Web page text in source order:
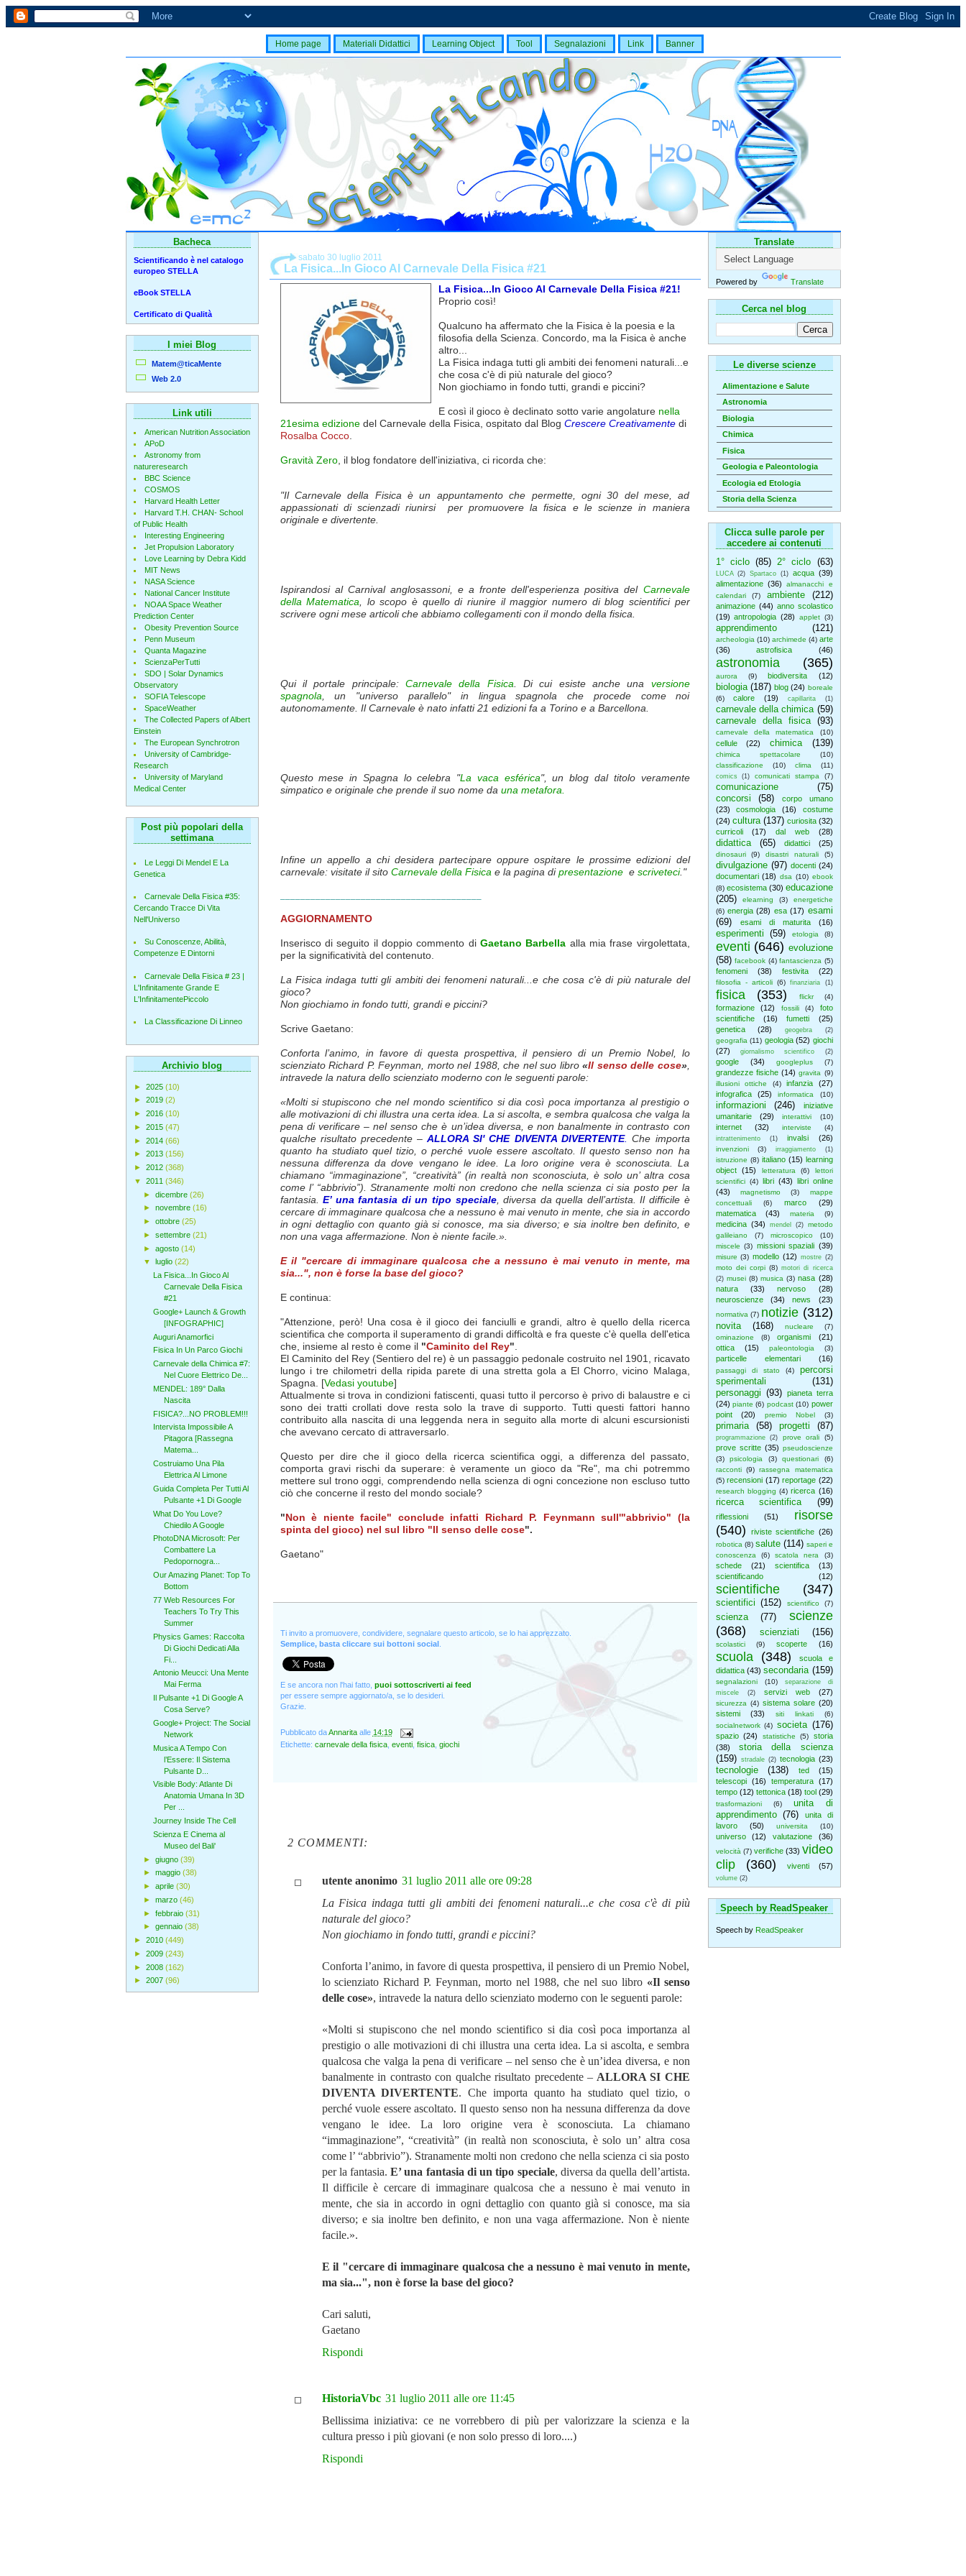
Home page Materiali Didattici Learning Object Tool Segnalazioni Link Banner
Translate
Powered by Translate
Cerca nel blog
Le diverse scienze
Alimentazione e Salute
Astronomia
Biologia
Chimica
Fisica
Geologia e Paleontologia
Ecologia ed Etologia
Storia della Scienza
Clicca sulle parole per
accedere ai contenuti
1° ciclo (85) 2° ciclo (63)
LUCA (2) Spartaco (1) acqua (39)
alimentazione (36)
almanacchi e
calendari
(7) ambiente (212)
animazione (44) anno scolastico
(19) antropologia (28) applet (3)
apprendimento (121)
archeologia (10) archimede (4) arte
(36)
astrofisica (46)
astronomia (365)
aurora (9) biodiversita (12)
biologia (187) blog (24) boreale
(6)
calore (19) capillarita (1)
carnevale della chimica (59)
carnevale della fisica
(93)
carnevale della matematica (10)
cellule (22) chimica (139)
chimica spettacolare
(10)
classificazione
(10) clima (11)
comics (1) comunicati stampa (7)
comunicazione
(75)
concorsi
(58)
corpo umano
(23)
cosmologia (16)
costume
(24) cultura (137) curiosita (32)
curricoli
(17) dal web (28)
didattica (65) didattici (25)
dinosauri (9) disastri naturali (5)
divulgazione (97) docenti (24)
documentari (18) dsa (10) ebook
(8) ecosistema (30) educazione
(205)
elearning (3)
energetiche
(6) energia (28) esa (17) esami
(69)
esami di maturita (16)
esperimenti (59) etologia (8)
eventi (646) evoluzione
(58) facebook (4) fantascienza (5)
fenomeni (38) festivita (22)
filosofia - articoli (6) finanziaria (1)
fisica (353) flickr (4)
formazione (12) fossili (4)
foto
scientifiche
(16) fumetti
(25)
genetica
(28) geogebra (2)
geografia (11) geologia (52) giochi
(27)
giornalismo scientifico (2)
google (34) googleplus (7)
grandezze fisiche (14) gravita (9)
illusioni ottiche
(4) infanzia
(27)
infografica
(25) informatica (10)
informazioni (246)
iniziative
umanitarie
(29) interattivi (10)
internet (32) interviste (4)
intrattenimento (1) invalsi (26)
invenzioni (3) irraggiamento (1)
istruzione (8) italiano (15) learning
object
(15) letteratura (6)
lettori
scientifici (4) libri (43) libri online
(43)
magnetismo (3)
mappe
concettuali
(6) marco
(29)
matematica
(43) materia (9)
medicina (34) mendel (2)
metodo
galileiano
(7) microscopico
(10)
miscele (3) missioni spaziali (39)
misure (3) modello (12) mostre (2)
moto dei corpi (8) motori di ricerca
(2) musei (8) musica (3) nasa (28)
natura
(33) nervoso
(28)
neuroscienze
(34) news (23)
normativa (7) notizie (312)
novita (168) nucleare
(7)
ominazione
(8) organismi
(21)
ottica
(15) paleontologia (3)
particelle elementari (16)
passaggi di stato (4)
percorsi
sperimentali
(131)
personaggi (93)
pianeta terra
(24) piante (6) podcast (10) power
point
(20) premio Nobel (3)
primaria (58) progetti (87)
programmazione (2) prove orali (5)
prove scritte (35) pseudoscienze
(3)
psicologia (3) questionari
(6)
racconti (9) rassegna matematica
(5) recensioni (17) reportage (22)
research blogging (4) ricerca (16)
ricerca scientifica (99)
riflessioni (51)
risorse
(540)
riviste scientifiche (26)
robotica (8) salute (114) saperi e
conoscenza
(6) scatola nera (3)
schede (21) scientifica
(13)
scientificando
(12)
scientifiche (347)
scientifici (152) scientifico (7)
scienza (77)
scienze
(368)
scienziati (156)
scolastici (9) scoperte (16)
scuola (348)
scuola e
didattica (43) secondaria (159)
segnalazioni (10)
separazione di
miscele
(2) servizi web (27)
sicurezza (4) sistema solare (20)
sistemi
(33) siti linkati
(6)
socialnetwork (4) societa (176)
spazio (24) statistiche (5)
storia
(38)
storia della scienza
(159)
stradale (2) tecnologia (23)
tecnologie (138) ted
(15)
telescopi
(16) temperatura
(17)
tempo (12) tettonica (18) tool (29)
trasformazioni (6)
unita di
apprendimento (76)
unita di
lavoro
(50) universita (10)
universo (12) valutazione (36)
velocità (7) verifiche (33) video
clip
(360) viventi (57)
volume (2)
Speech by ReadSpeaker
Speech by ReadSpeaker
sabato 30 luglio 2011
La Fisica...In Gioco Al Carnevale Della Fisica #21
La Fisica...In Gioco Al Carnevale Della Fisica #21!
Proprio così!
Qualcuno ha affermato che la Fisica è la poesia e la
filosofia della Scienza. Concordo, ma la Fisica è anche
altro...
La Fisica indaga tutti gli ambiti dei fenomeni naturali...e
che cosa c'è di più naturale del gioco?
Non giochiamo in fondo tutti, grandi e piccini?
E così il gioco è declinato sotto varie angolature nella
21esima edizionedel Carnevale della Fisica, ospitato dal Blog Crescere Creativamentedi
Rosalba Cocco.
Gravità Zero, il blog fondatore dell'iniziativa, ci ricorda che:
"Il Carnevale della Fisica è un appuntamento che permette, ogni 30 del mese, ad
appassionati di scienzadi riunirsi per promuovere la fisica e le scienze in maniera
originale e divertente.
Ispirandosi al Carnival anglosassoni, e a fronte dell'esperienza positiva del Carnevale
della Matematica , lo scopo è quello di riunire il maggior numero di blog scientifici per
scrivere ogni mese articoli che abbiamo collegamenti con il mondo della fisica.
Qui il portale principale: Carnevale della Fisica . Di cui esiste anche una versione
spagnola , un "universo parallelo" in lingua spagnola che procede come noi
autonomamente. Il Carnevale è nato infatti 21 edizioni fa a Torino e a Barcellona.
Questo mese in Spagna lo celebra "La vaca esférica", un blog dal titolo veramente
simpatico e originale che prende il suo nome da una metafora.
Infine un appello a chi desidera partecipare oppure ospitare le prossime edizioni del
carnevale: visitate il sito Carnevale della Fisica e la pagina dipresentazionee scriveteci."
AGGIORNAMENTO
Inserisco di seguito il doppio commento di Gaetano Barbella alla mia frase virgolettata,
per la significatività del contenuto.
La Fisica indaga tutti gli ambiti dei fenomeni naturali...e che cosa c'è di più naturale del
gioco?
Non giochiamo in fondo tutti, grandi e piccini?
Scrive Gaetano:
Conforta l’animo, in favore di questa prospettiva, il pensiero di un Premio Nobel, lo
scienziato Richard P. Feynman, morto nel 1988, che nel suo libro«Il senso delle cose»,
intravede la natura dello scienziato moderno con le seguenti parole:
«Molti si stupiscono che nel mondo scientifico si dia così poca importanza al prestigio o
alle motivazioni di chi illustra una certa idea. La si ascolta, e sembra qualcosa che valga la
pena di verificare – nel senso che è un’idea diversa, e non banalmente in contrasto con
qualche risultato precedente – ALLORA SI' CHE DIVENTA DIVERTENTE. Che importa
quanto ha studiato quel tizio, o perché vuole essere ascoltato. Il questo senso non ha
nessuna differenza da dove vengano le idee. La loro origine vera è sconosciuta. La
chiamano “immaginazione”, “creatività” (in realtà non sconosciuta, è solo un’ altra cosa
come l’ “abbrivio”). Stranamente molti non credono che nella scienza ci sia posto per la
fantasia.
E’ una fantasia di un tipo speciale, diversa da quella dell’artista. Il difficile è
cercare di immaginare qualcosa che a nessuno è mai venuto in mente, che sia in accordo
in ogni dettaglio con quanto già si conosce, ma sia diverso; e sia inoltre ben definito, e
non una vaga affermazione. Non è niente facile.».
E il "cercare di immaginare qualcosa che a nessuno è mai venuto in mente, ma
sia...", non è forse la base del gioco?
E continua:
"Attenzione, però! Una cosa è il gioco dei fanciulli e grandi, altro è quello della ricerca
scientifica che comporta il superamento di grandi difficoltà e fra queste c'è quella dell'etica
che, insieme al resto è come il "Caminito del Rey"
El Caminito del Rey (Sentiero del re) è un passaggio pedonale costruito nel 1901, ricavato
lungo i tre chilometri della ripida parete di una stretta gola a El Chorro, vicino Malaga,
Spagna. [Vedasi youtube]
Attualmente si trova in condizioni fatiscenti, quasi tutto il percorso è privo di balaustre e ci
sono dei tratti crollati dove resta solo la trave di supporto. Tutti questi fattori hanno
contribuito alla nascita di una leggenda nera in seguito alla morte di alcuni escursionisti
che avevano cercato di attraversarlo.
Questo per dire che il gioco della ricerca scientifica oggi, a differenza del passato,
comporta gravi rischi da superare: è veramente un gioco da "Re", ma chi potremmo
mettere sul trono oggi, comprendendo nella scienza di ogni concezione non escluso tutto
ciò che concerne il resto del mondo sociale?
"Non è niente facile" conclude infatti Richard P. Feynmann sull'"abbrivio" (la
spinta del gioco) nel sul libro "Il senso delle cose".
Gaetano"
Ti invito a promuovere, condividere, segnalare questo articolo, se lo hai apprezzato.
Semplice, basta cliccare sui bottoni social.
E se ancora non l'hai fatto, puoi sottoscriverti ai feed
per essere sempre aggiornato/a, se lo desideri.
Grazie.
Pubblicato daAnnarita alle 14:19
Etichette: carnevale della fisica, eventi, fisica, giochi
2 COMMENTI:
utente anonimo 31 luglio 2011 alle ore 09:28
La Fisica indaga tutti gli ambiti dei fenomeni naturali...e che cosa c'è di più
naturale del gioco?
Non giochiamo in fondo tutti, grandi e piccini?
Conforta l’animo, in favore di questa prospettiva, il pensiero di un Premio Nobel,
lo scienziato Richard P. Feynman, morto nel 1988, che nel suo libro«Il senso
delle cose», intravede la natura dello scienziato moderno con le seguenti parole:
«Molti si stupiscono che nel mondo scientifico si dia così poca importanza al
prestigio o alle motivazioni di chi illustra una certa idea. La si ascolta, e sembra
qualcosa che valga la pena di verificare – nel senso che è un’idea diversa, e non
banalmente in contrasto con qualche risultato precedente – ALLORA SI CHE
DIVENTA DIVERTENTE. Che importa quanto ha studiato quel tizio, o
perché vuole essere ascoltato. Il questo senso non ha nessuna differenza da dove
vengano le idee. La loro origine vera è sconosciuta. La chiamano
“immaginazione”, “creatività” (in realtà non sconosciuta, è solo un’ altra cosa
come l’ “abbrivio”). Stranamente molti non credono che nella scienza ci sia posto
per la fantasia. E’ una fantasia di un tipo speciale, diversa da quella dell’artista.
Il difficile è cercare di immaginare qualcosa che a nessuno è mai venuto in
mente, che sia in accordo in ogni dettaglio con quanto già si conosce, ma sia
diverso; e sia inoltre ben definito, e non una vaga affermazione. Non è niente
facile.».
E il "cercare di immaginare qualcosa che a nessuno è mai venuto in mente,
ma sia...", non è forse la base del gioco?
Cari saluti,
Gaetano
Rispondi
HistoriaVbc 31 luglio 2011 alle ore 11:45
Bellissima iniziativa: ce ne vorrebbero di più per valorizzare la scienza e la
cultura presso i più giovani (e non solo presso di loro....)
Rispondi
Bacheca
Scientificando è nel catalogo
europeo STELLA
eBook STELLA
Certificato di Qualità
I miei Blog
Matem@ticaMente
Web 2.0
Link utili
American Nutrition Association
APoD
Astronomy from
natureresearch
BBC Science
COSMOS
Harvard Health Letter
Harvard T.H. CHAN- School
of Public Health
Interesting Engineering
Jet Propulsion Laboratory
Love Learning by Debra Kidd
MIT News
NASA Science
National Cancer Institute
NOAA Space Weather
Prediction Center
Obesity Prevention Source
Penn Museum
Quanta Magazine
ScienzaPerTutti
SDO | Solar Dynamics
Observatory
SOFIA Telescope
SpaceWeather
The Collected Papers of Albert
Einstein
The European Synchrotron
University of Cambridge-
Research
University of Maryland
Medical Center
Post più popolari della
settimana
Le Leggi Di Mendel E La
Genetica
Carnevale Della Fisica #35:
Cercando Tracce Di Vita
Nell'Universo
Su Conoscenze, Abilità,
Competenze E Dintorni
Carnevale Della Fisica # 23 |
L'Infinitamente Grande E
L'InfinitamentePiccolo
La Classificazione Di Linneo
Archivio blog
► 2025 (10)
► 2019 (2)
► 2016 (10)
► 2015 (47)
► 2014 (66)
► 2013 (156)
► 2012 (368)
▼ 2011 (346)
► dicembre (26)
► novembre (16)
► ottobre (25)
► settembre (21)
► agosto (14)
▼
luglio (22)
La Fisica...In Gioco Al
Carnevale Della Fisica
#21
Google+ Launch & Growth
[INFOGRAPHIC]
Auguri Anamorfici
Fisica In Un Parco Giochi
Carnevale della Chimica #7:
Nel Cuore Elettrico De...
MENDEL: 189° Dalla
Nascita
FISICA?...NO PROBLEM!!!
Intervista Impossibile A
Pitagora [Rassegna
Matema...
Costruiamo Una Pila
Elettrica Al Limone
Guida Completa Per Tutti Al
Pulsante +1 Di Google
What Do You Love?
Chiedilo A Google
PhotoDNA Microsoft: Per
Combattere La
Pedopornogra...
Our Amazing Planet: Top To
Bottom
77 Web Resources For
Teachers To Try This
Summer
Physics Games: Raccolta
Di Giochi Dedicati Alla
Fi...
Antonio Meucci: Una Mente
Mai Ferma
Il Pulsante +1 Di Google A
Cosa Serve?
Google+ Project: The Social
Network
Musica A Tempo Con
l’Essere: Il Sistema
Pulsante D...
Visible Body: Atlante Di
Anatomia Umana In 3D
Per ...
Journey Inside The Cell
Scienza E Cinema al
Museo del Bali'
► giugno (39)
► maggio (38)
► aprile (30)
► marzo (46)
► febbraio (31)
► gennaio (38)
► 2010 (449)
► 2009 (243)
► 2008 (162)
► 2007 (96)